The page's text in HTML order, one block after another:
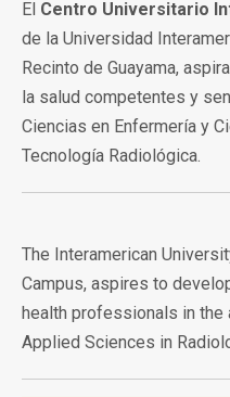
El Centro Universitario
de la Universidad
Recinto de Guayama,
la salud competentes y
Ciencias en Enfermería y
Tecnología Radiológica.
The Interamerican
Campus, aspires to
health professionals in the
Applied Sciences in